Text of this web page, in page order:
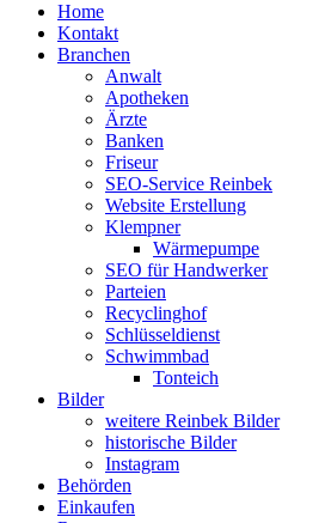
Home
Kontakt
Branchen
Anwalt
Apotheken
Ärzte
Banken
Friseur
SEO-Service Reinbek
Website Erstellung
Klempner
Wärmepumpe
SEO für Handwerker
Parteien
Recyclinghof
Schlüsseldienst
Schwimmbad
Tonteich
Bilder
weitere Reinbek Bilder
historische Bilder
Instagram
Behörden
Einkaufen